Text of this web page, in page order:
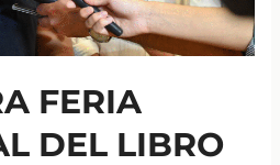
FERIA
DEL LIBRO